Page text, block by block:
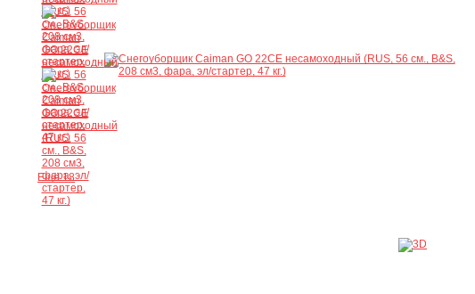
Ещё 18